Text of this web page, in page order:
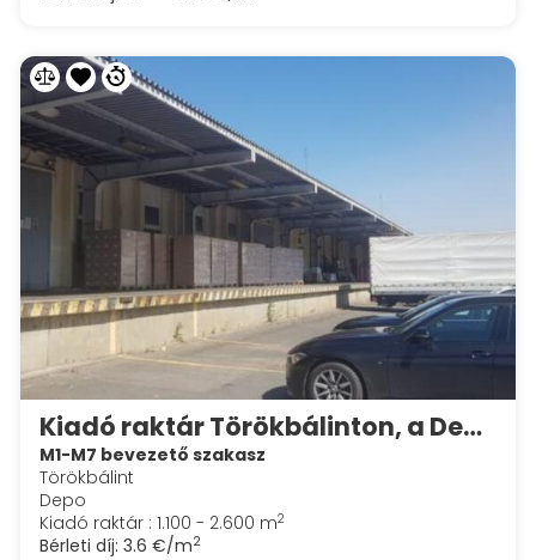
Kiadó raktár Törökbálinton, a Depo területén, 1100-2600 négyzetméter
M1-M7 bevezető szakasz
Törökbálint
Depo
Kiadó raktár : 1.100 - 2.600 m2
Bérleti díj: 3.6 €/m2